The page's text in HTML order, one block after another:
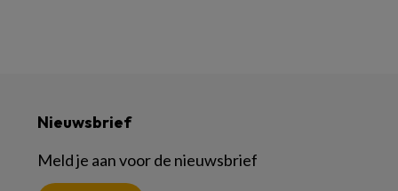
Nieuwsbrief
Meld je aan voor de nieuwsbrief